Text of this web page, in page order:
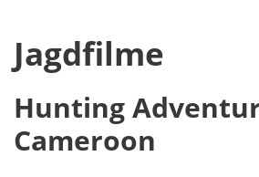
Jagdfilme
Hunting
Cameroon